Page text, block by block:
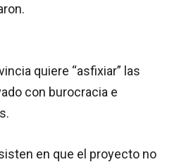
quiere “asfixiar” las
con burocracia e
en que el proyecto no